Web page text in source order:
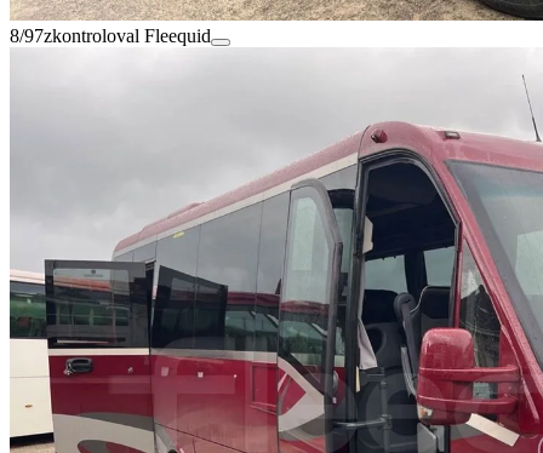
8/97zkontroloval Fleequid